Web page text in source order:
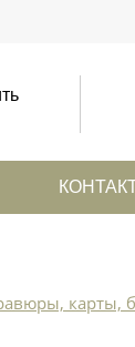
карты,